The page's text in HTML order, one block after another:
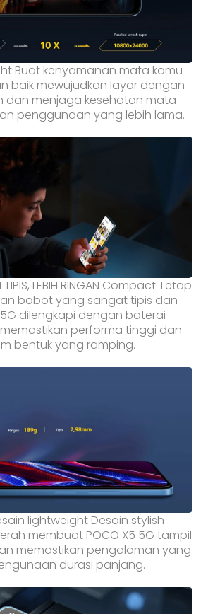
Buat kenyamanan mata kamu
baik mewujudkan layar dengan
dan menjaga kesehatan mata
penggunaan yang lebih lama.
TIPIS, LEBIH RINGAN Compact Tetap
bobot yang sangat tipis dan
5G dilengkapi dengan baterai
performa tinggi dan
bentuk yang ramping.
lightweight Desain stylish
membuat POCO X5 5G tampil
memastikan pengalaman yang
durasi panjang.